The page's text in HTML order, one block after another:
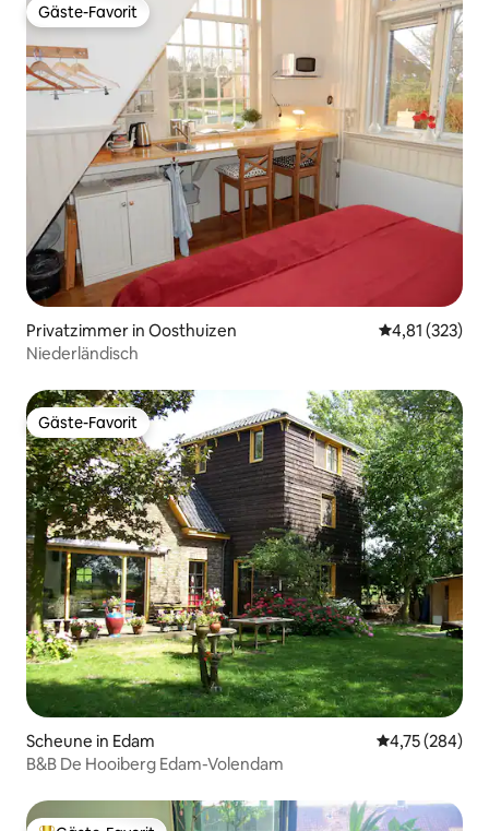
Gäste-Favorit
Gäste-Favorit
Privatzimmer in Oosthuizen
4,81 (323)
Niederländisch
Gäste-Favorit
Gäste-Favorit
Scheune in Edam
4,75 (284)
B&B De Hooiberg Edam-Volendam